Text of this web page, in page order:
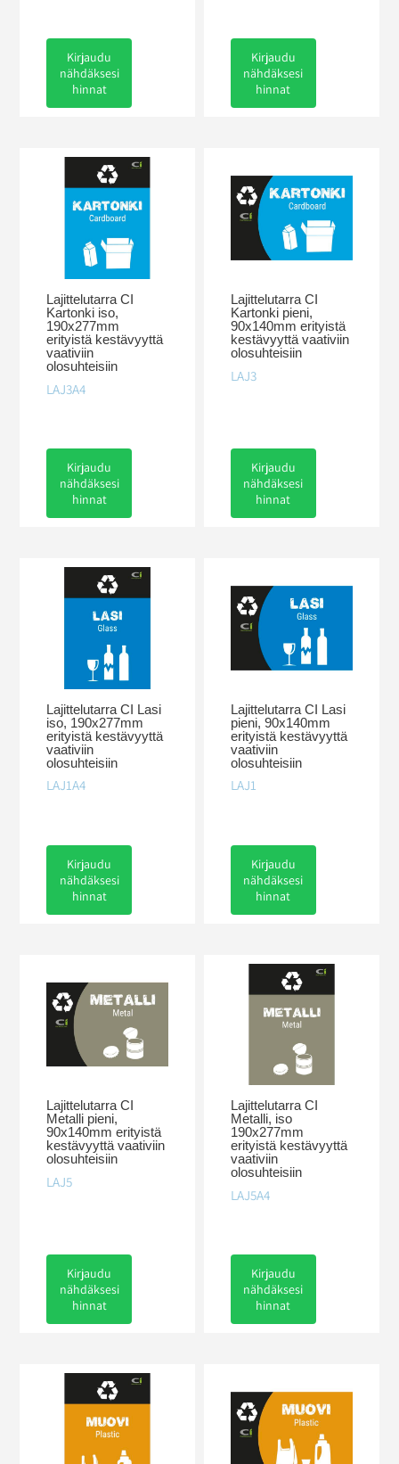
Kirjaudu
nähdäksesi
hinnat
Kirjaudu
nähdäksesi
hinnat
Lajittelutarra CI
Kartonki iso,
190x277mm
erityistä kestävyyttä
vaativiin
olosuhteisiin
LAJ3A4
Kirjaudu
nähdäksesi
hinnat
Lajittelutarra CI
Kartonki pieni,
90x140mm erityistä
kestävyyttä vaativiin
olosuhteisiin
LAJ3
Kirjaudu
nähdäksesi
hinnat
Lajittelutarra CI Lasi
iso, 190x277mm
erityistä kestävyyttä
vaativiin
olosuhteisiin
LAJ1A4
Kirjaudu
nähdäksesi
hinnat
Lajittelutarra CI Lasi
pieni, 90x140mm
erityistä kestävyyttä
vaativiin
olosuhteisiin
LAJ1
Kirjaudu
nähdäksesi
hinnat
Lajittelutarra CI
Metalli pieni,
90x140mm erityistä
kestävyyttä vaativiin
olosuhteisiin
LAJ5
Kirjaudu
nähdäksesi
hinnat
Lajittelutarra CI
Metalli, iso
190x277mm
erityistä kestävyyttä
vaativiin
olosuhteisiin
LAJ5A4
Kirjaudu
nähdäksesi
hinnat